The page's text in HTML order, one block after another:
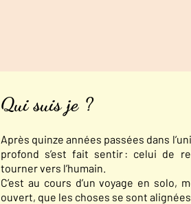
Qui suis je ?
Après quinze années passées dans
profond s’est fait sentir : celui de
tourner vers l’humain.
C’est au cours d’un voyage en solo,
ouvert, que les choses se sont